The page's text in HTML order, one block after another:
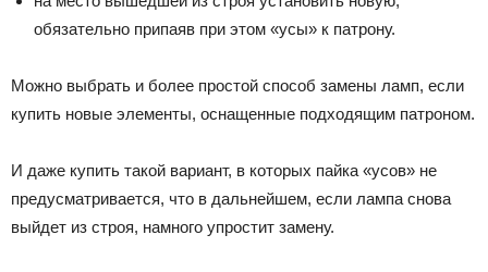
обязательно припаяв при этом «усы» к патрону.
Можно выбрать и более простой способ замены ламп, если
купить новые элементы, оснащенные подходящим патроном.
И даже купить такой вариант, в которых пайка «усов» не
предусматривается, что в дальнейшем, если лампа снова
выйдет из строя, намного упростит замену.